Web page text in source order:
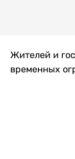
Жителей и
временных